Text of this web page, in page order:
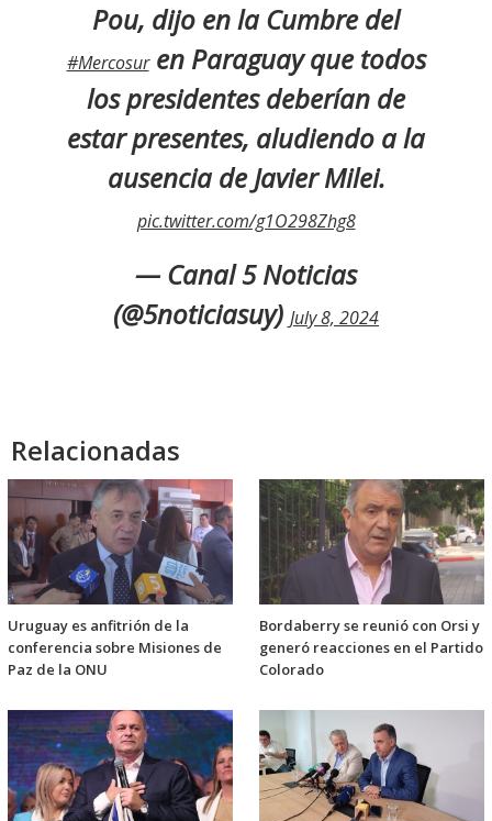
Pou, dijo en la Cumbre del
#Mercosuren Paraguay que todos
los presidentes deberían de
estar presentes, aludiendo a la
ausencia de Javier Milei.
pic.twitter.com/g1O298Zhg8
— Canal 5 Noticias
(@5noticiasuy) July 8, 2024
Relacionadas
Uruguay es anfitrión de la
conferencia sobre Misiones de
Paz de la ONU
Bordaberry se reunió con Orsi y
generó reacciones en el Partido
Colorado